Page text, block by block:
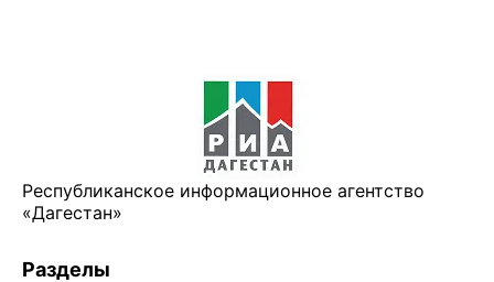
Республиканское информационное агентство
«Дагестан»
Разделы